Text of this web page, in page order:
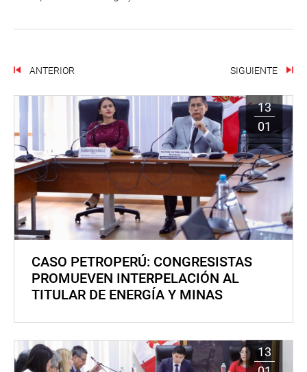
ANTERIOR SIGUIENTE
13
01
CASO PETROPERÚ: CONGRESISTAS
PROMUEVEN INTERPELACIÓN AL
TITULAR DE ENERGÍA Y MINAS
13